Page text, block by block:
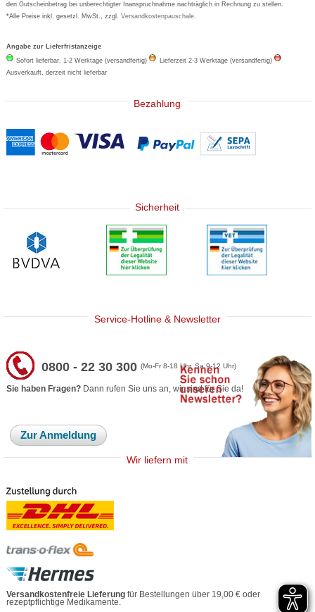
den Gutscheinbetrag bei unberechtigter Inanspruchnahme nachträglich in Rechnung zu stellen.
*Alle Preise inkl. gesetzl. MwSt., zzgl.Versandkostenpauschale.
Angabe zur Lieferfristanzeige
Sofort lieferbar, 1-2 Werktage (versandfertig)
Lieferzeit 2-3 Werktage (versandfertig)
Ausverkauft, derzeit nicht lieferbar
Bezahlung
Sicherheit
Service-Hotline & Newsletter
0800 - 22 30 300(Mo-Fr 8-18 Uhr, Sa 9-12 Uhr)
Sie haben Fragen? Dann rufen Sie uns an, wir sind für Sie da!
Zur Anmeldung
Wir liefern mit
Versandkostenfreie Lieferung für Bestellungen über 19,00 € oder
rezeptpflichtige Medikamente.